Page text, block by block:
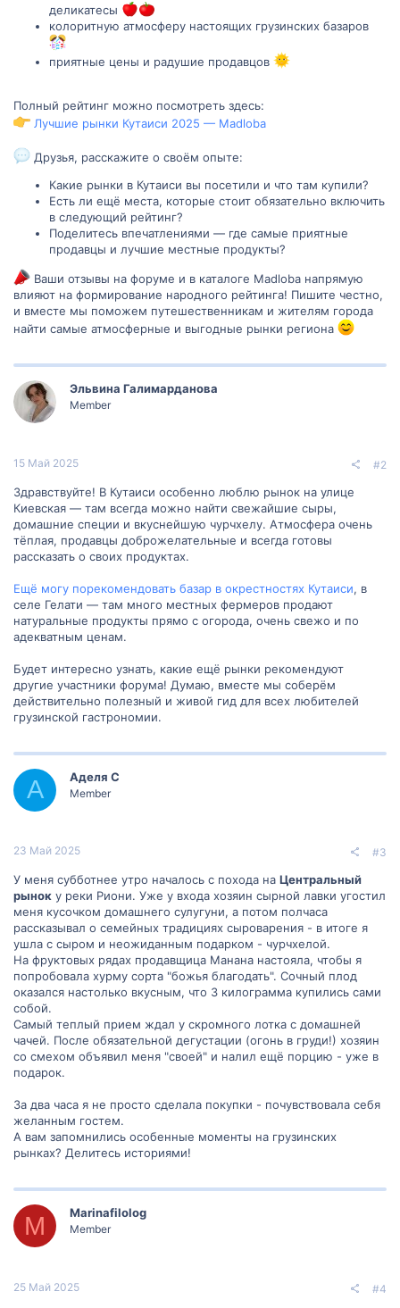
деликатесы
колоритную атмосферу настоящих грузинских базаров
приятные цены и радушие продавцов
Полный рейтинг можно посмотреть здесь:
Лучшие рынки Кутаиси 2025 — Madloba
Друзья, расскажите о своём опыте:
Какие рынки в Кутаиси вы посетили и что там купили?
Есть ли ещё места, которые стоит обязательно включить
в следующий рейтинг?
Поделитесь впечатлениями — где самые приятные
продавцы и лучшие местные продукты?
Ваши отзывы на форуме и в каталоге Madloba напрямую
влияют на формирование народного рейтинга! Пишите честно,
и вместе мы поможем путешественникам и жителям города
найти самые атмосферные и выгодные рынки региона
Эльвина Галимарданова
Member
15 Май 2025 #2
Здравствуйте! В Кутаиси особенно люблю рынок на улице
Киевская — там всегда можно найти свежайшие сыры,
домашние специи и вкуснейшую чурчхелу. Атмосфера очень
тёплая, продавцы доброжелательные и всегда готовы
рассказать о своих продуктах.
Ещё могу порекомендовать базар в окрестностях Кутаиси, в
селе Гелати — там много местных фермеров продают
натуральные продукты прямо с огорода, очень свежо и по
адекватным ценам.
Будет интересно узнать, какие ещё рынки рекомендуют
другие участники форума! Думаю, вместе мы соберём
действительно полезный и живой гид для всех любителей
грузинской гастрономии.
А Аделя С
Member
23 Май 2025 #3
У меня субботнее утро началось с похода на Центральный
рынок у реки Риони. Уже у входа хозяин сырной лавки угостил
меня кусочком домашнего сулугуни, а потом полчаса
рассказывал о семейных традициях сыроварения - в итоге я
ушла с сыром и неожиданным подарком - чурчхелой.
На фруктовых рядах продавщица Манана настояла, чтобы я
попробовала хурму сорта "божья благодать". Сочный плод
оказался настолько вкусным, что 3 килограмма купились сами
собой.
Самый теплый прием ждал у скромного лотка с домашней
чачей. После обязательной дегустации (огонь в груди!) хозяин
со смехом объявил меня "своей" и налил ещё порцию - уже в
подарок.
За два часа я не просто сделала покупки - почувствовала себя
желанным гостем.
А вам запомнились особенные моменты на грузинских
рынках? Делитесь историями!
M Marinafilolog
Member
25 Май 2025 #4